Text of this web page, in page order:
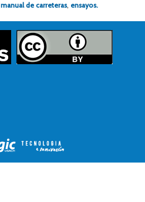
manual de carreteras, ensayos.